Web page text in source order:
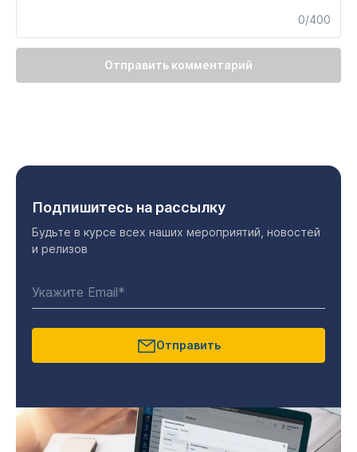
0/400
Отправить комментарий
Подпишитесь на рассылку
Будьте в курсе всех наших мероприятий, новостей
и релизов
Отправить